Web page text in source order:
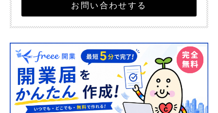
お問い合わせする